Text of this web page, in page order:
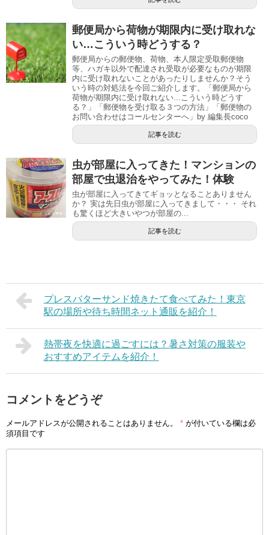
郵便局から荷物が期限内に受け取れな
い…こういう時どうする？
郵便局からの郵便物、荷物、本人限定受取郵便物
等、ハガキ以外で配達され受取が必要なものが期限
内に受け取れないことがあったりしませんか？そう
いう時の対処法を今回ご紹介します。「郵便局から
荷物が期限内に受け取れない...こういう時どうす
る？」「郵便物を受け取る３つの方法」「郵便物の
お問い合わせはコールセンターへ」by 編集長coco
記事を読む
虫が部屋に入ってきた！マンションの
部屋で虫退治をやってみた！体験
虫が部屋に入ってきてギョッとなることありません
か？ 実は先日虫が部屋に入ってきまして・・・ それ
も驚くほど大きいやつが部屋の...
記事を読む
プレスバターサンド焼きたて食べてみた！東京
駅の場所や待ち時間ネット通販を紹介！
熱帯夜を快適に過ごすには？暑さ対策の服装や
おすすめアイテムを紹介！
コメントをどうぞ
メールアドレスが公開されることはありません。 * が付いている欄は必
須項目です